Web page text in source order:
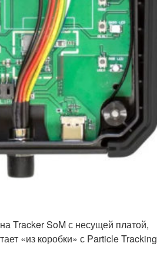
Tracker SoM с несущей платой,
«из коробки» с Particle Tracking